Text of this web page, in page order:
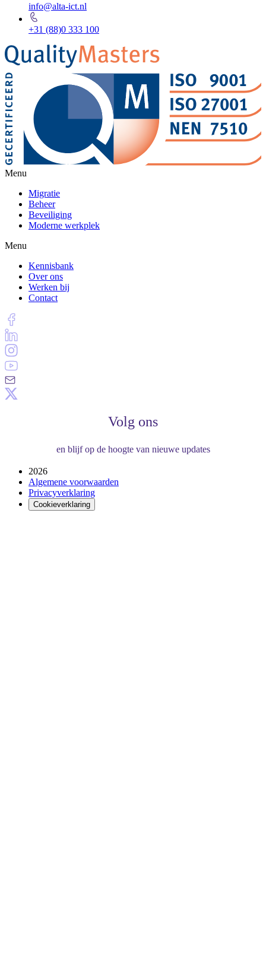
info@alta-ict.nl
+31 (88)0 333 100
Menu
Migratie
Beheer
Beveiliging
Moderne werkplek
Menu
Kennisbank
Over ons
Werken bij
Contact
Volg ons
en blijf op de hoogte van nieuwe updates
2026
Algemene voorwaarden
Privacyverklaring
Cookieverklaring